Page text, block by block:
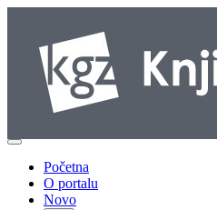
Početna
O portalu
Novo